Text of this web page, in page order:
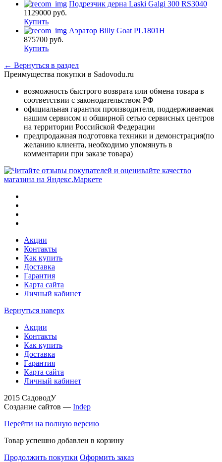
Подрезчик дерна Laski Galgi 300 RS3040
1129000 руб.
Купить
Аэратор Billy Goat PL1801H
875700 руб.
Купить
← Вернуться в раздел
Преимущества покупки в Sadovodu.ru
возможность быстрого возврата или обмена товара в
соответствии с законодательством РФ
официальная гарантия производителя, поддерживаемая
нашим сервисом и обширной сетью сервисных центров
на территории Российской Федерации
предпродажная подготовка техники и демонстрация(по
желанию клиента, необходимо упомянуть в
комментарии при заказе товара)
Акции
Контакты
Как купить
Доставка
Гарантия
Карта сайта
Личный кабинет
Вернуться наверх
Акции
Контакты
Как купить
Доставка
Гарантия
Карта сайта
Личный кабинет
2015 СадоводУ
Создание сайтов — Indep
Перейти на полную версию
Товар успешно добавлен в корзину
Продолжить покупки Оформить заказ